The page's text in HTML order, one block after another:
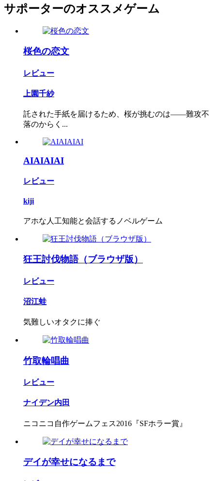
サポーターのオススメゲーム
桜色の恋文
レビュー
上園千紗
託された手紙を届けるため、桜が挑むのは――難攻不
落のからく...
AIAIAIAI
レビュー
kiji
アホな人工知能と会話するノベルゲーム
狂王討伐物語（ブラウザ版）
レビュー
沼江蛙
気難しいオタクに捧ぐ
竹取輪唱曲
レビュー
ナイデン内田
ニコニコ自作ゲームフェス2016『SFホラー賞』
デイが幸せになるまで